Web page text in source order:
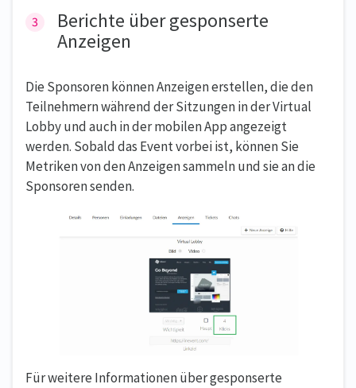
Berichte über gesponserte
Anzeigen
Die Sponsoren können Anzeigen erstellen, die den
Teilnehmern während der Sitzungen in der Virtual
Lobby und auch in der mobilen App angezeigt
werden. Sobald das Event vorbei ist, können Sie
Metriken von den Anzeigen sammeln und sie an die
Sponsoren senden.
Für weitere Informationen über gesponserte